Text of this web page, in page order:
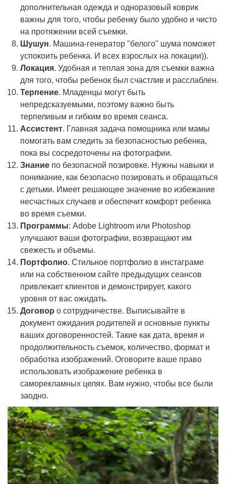
дополнительная одежда и одноразовый коврик
важны для того, чтобы ребенку было удобно и чисто
на протяжении всей съемки.
Шушун. Машина-генератор "белого" шума поможет
успокоить ребенка. И всех взрослых на локации)).
Локация. Удобная и теплая зона для съемки важна
для того, чтобы ребенок был счастлив и расслаблен.
Терпение. Младенцы могут быть
непредсказуемыми, поэтому важно быть
терпеливым и гибким во время сеанса.
Ассистент. Главная задача помощника или мамы
помогать вам следить за безопасностью ребенка,
пока вы сосредоточены на фотографии.
Знание по безопасной позировке. Нужны навыки и
понимание, как безопасно позировать и обращаться
с детьми. Имеет решающее значение во избежание
несчастных случаев и обеспечит комфорт ребенка
во время съемки.
Программы: Adobe Lightroom или Photoshop
улучшают ваши фотографии, возвращают им
свежесть и объемы.
Портфолио. Стильное портфолио в инстаграме
или на собственном сайте предыдущих сеансов
привлекает клиентов и демонстрирует, какого
уровня от вас ожидать.
Договор о сотрудничестве. Выписывайте в
документ ожидания родителей и основные пункты
ваших договоренностей. Такие как дата, время и
продолжительность съемок, количество, формат и
обработка изображений. Оговорите ваше право
использовать изображение ребенка в
саморекламных целях. Вам нужно, чтобы все были
заодно.